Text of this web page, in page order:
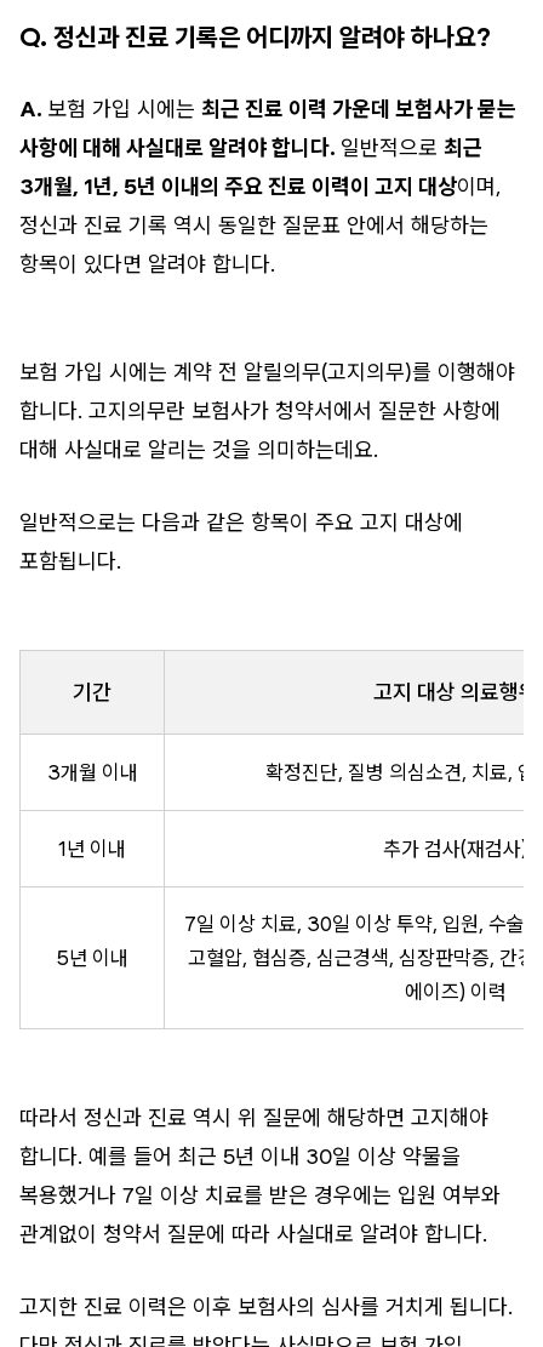
Q. 정신과 진료 기록은 어디까지 알려야 하나요?
A. 보험 가입 시에는 최근 진료 이력 가운데 보험사가 묻는
사항에 대해 사실대로 알려야 합니다. 일반적으로 최근
3개월, 1년, 5년 이내의 주요 진료 이력이 고지 대상이며,
정신과 진료 기록 역시 동일한 질문표 안에서 해당하는
항목이 있다면 알려야 합니다.
보험 가입 시에는 계약 전 알릴의무(고지의무)를 이행해야
합니다. 고지의무란 보험사가 청약서에서 질문한 사항에
대해 사실대로 알리는 것을 의미하는데요.
일반적으로는 다음과 같은 항목이 주요 고지 대상에
포함됩니다.
기간 고지 대상 의료행위
3개월 이내 확정진단, 질병 의심소견, 치료, 입
1년 이내 추가 검사(재검사)
5년 이내
7일 이상 치료, 30일 이상 투약, 입원, 수술
고혈압, 협심증, 심근경색, 심장판막증, 간
에이즈) 이력
따라서 정신과 진료 역시 위 질문에 해당하면 고지해야
합니다. 예를 들어 최근 5년 이내 30일 이상 약물을
복용했거나 7일 이상 치료를 받은 경우에는 입원 여부와
관계없이 청약서 질문에 따라 사실대로 알려야 합니다.
고지한 진료 이력은 이후 보험사의 심사를 거치게 됩니다.